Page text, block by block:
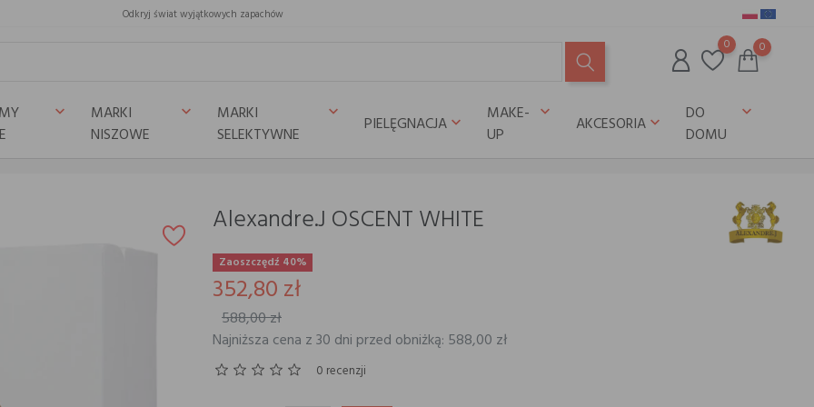
Odkryj świat wyjątkowych zapachów
0 0
keyboard_arrow_down
MARKI
NISZOWE
keyboard_arrow_down
MARKI
SELEKTYWNE
keyboard_arrow_down
PIELĘGNACJAkeyboard_arrow_down
MAKE-
UP
keyboard_arrow_down
AKCESORIAkeyboard_arrow_down
DO
DOMU
keyboard_arrow_down
Alexandre.J OSCENT WHITE
Zaoszczędź 40%
352,80 zł
588,00 zł
Najniższa cena z 30 dni przed obniżką: 588,00 zł
0 recenzji